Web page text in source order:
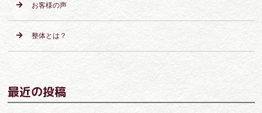
お客様の声
整体とは？
最近の投稿